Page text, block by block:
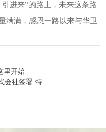
进来”的路上，未来这条路
满满，感恩一路以来与华卫
里开始
会社签署 特...